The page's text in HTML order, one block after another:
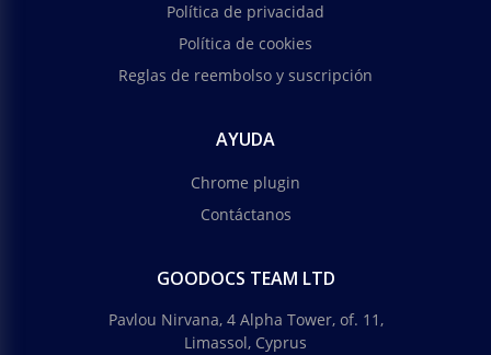
Política de privacidad
Política de cookies
Reglas de reembolso y suscripción
AYUDA
Chrome plugin
Contáctanos
GOODOCS TEAM LTD
Pavlou Nirvana, 4 Alpha Tower, of. 11,
Limassol, Cyprus